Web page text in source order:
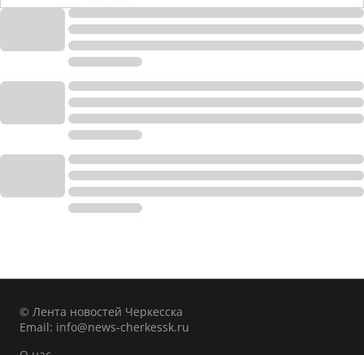
© Лента новостей Черкесска
Email: info@news-cherkessk.ru